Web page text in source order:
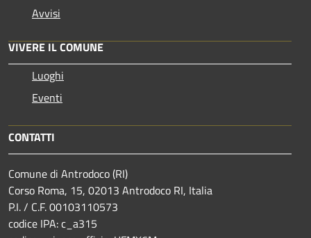
Avvisi
VIVERE IL COMUNE
Luoghi
Eventi
CONTATTI
Comune di Antrodoco (RI)
Corso Roma, 15, 02013 Antrodoco RI, Italia
P.I. / C.F. 00103110573
codice IPA: c_a315